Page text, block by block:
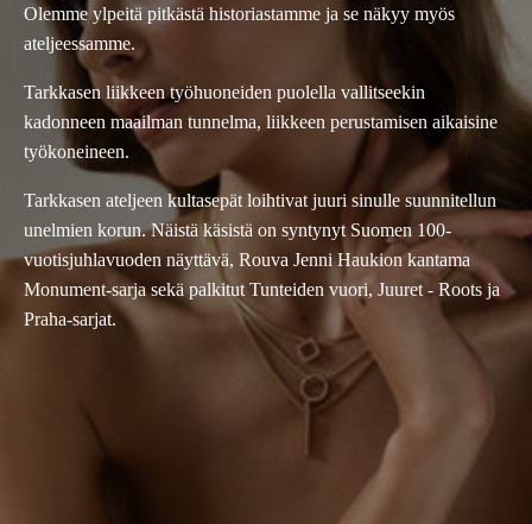
Olemme ylpeitä pitkästä historiastamme ja se näkyy myös
ateljeessamme.
Tarkkasen liikkeen työhuoneiden puolella vallitseekin
kadonneen maailman tunnelma, liikkeen perustamisen aikaisine
työkoneineen.
Tarkkasen ateljeen kultasepät loihtivat juuri sinulle suunnitellun
unelmien korun. Näistä käsistä on syntynyt Suomen 100-
vuotisjuhlavuoden näyttävä, Rouva Jenni Haukion kantama
Monument-sarja sekä palkitut Tunteiden vuori, Juuret - Roots ja
Praha-sarjat.